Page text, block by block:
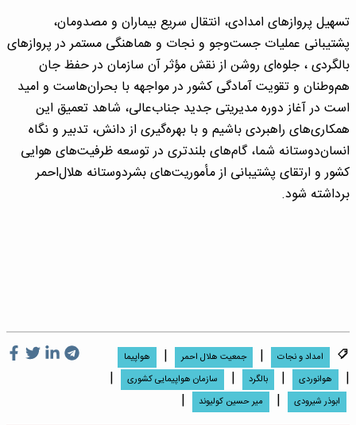
تسهیل پروازهای امدادی، انتقال سریع بیماران و مصدومان،
پشتیبانی عملیات جست‌وجو و نجات و هماهنگی مستمر در پروازهای
بالگردی ، جلوه‌ای روشن از نقش مؤثر آن سازمان در حفظ جان
هم‌وطنان و تقویت آمادگی کشور در مواجهه با بحران‌هاست و امید
است در آغاز دوره مدیریتی جدید جناب‌عالی، شاهد تعمیق این
همکاری‌های راهبردی باشیم و با بهره‌گیری از دانش، تدبیر و نگاه
انسان‌دوستانه شما، گام‌های بلندتری در توسعه ظرفیت‌های هوایی
کشور و ارتقای پشتیبانی از مأموریت‌های بشردوستانه هلال‌احمر
برداشته شود.
امداد و نجات | جمعیت هلال احمر | هواپیما
| هوانوردی | بالگرد | سازمان هواپیمایی کشوری |
ابوذر شیرودی | میر حسین کولیوند
|